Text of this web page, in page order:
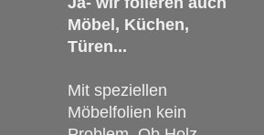
Möbel, Küchen,
Türen...
Mit speziellen
Möbelfolien kein